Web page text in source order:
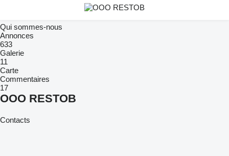
Qui sommes-nous
Annonces
633
Galerie
11
Carte
Commentaires
17
OOO RESTOB
Contacts